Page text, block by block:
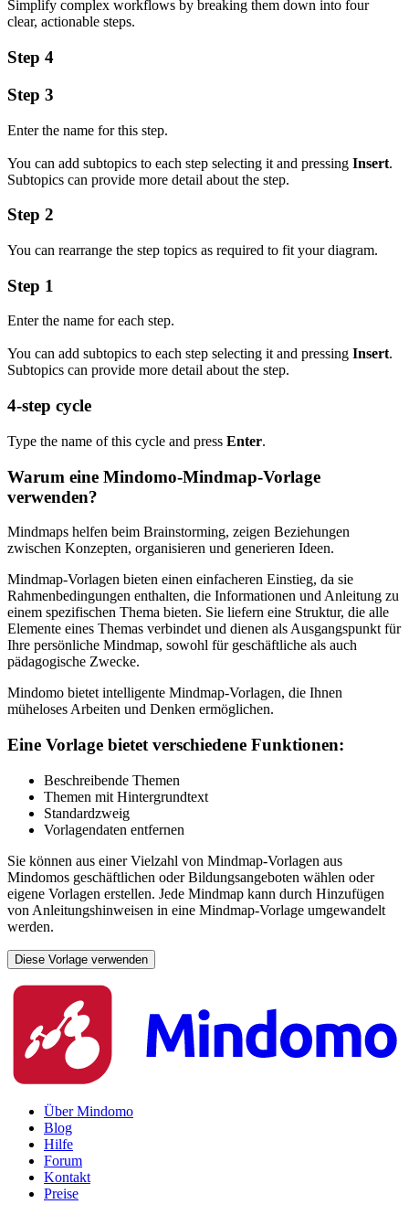
Simplify complex workflows by breaking them down into four
clear, actionable steps.
Step 4
Step 3
Enter the name for this step.
You can add subtopics to each step selecting it and pressing Insert.
Subtopics can provide more detail about the step.
Step 2
You can rearrange the step topics as required to fit your diagram.
Step 1
Enter the name for each step.
You can add subtopics to each step selecting it and pressing Insert.
Subtopics can provide more detail about the step.
4-step cycle
Type the name of this cycle and press Enter.
Warum eine Mindomo-Mindmap-Vorlage
verwenden?
Mindmaps helfen beim Brainstorming, zeigen Beziehungen
zwischen Konzepten, organisieren und generieren Ideen.
Mindmap-Vorlagen bieten einen einfacheren Einstieg, da sie
Rahmenbedingungen enthalten, die Informationen und Anleitung zu
einem spezifischen Thema bieten. Sie liefern eine Struktur, die alle
Elemente eines Themas verbindet und dienen als Ausgangspunkt für
Ihre persönliche Mindmap, sowohl für geschäftliche als auch
pädagogische Zwecke.
Mindomo bietet intelligente Mindmap-Vorlagen, die Ihnen
müheloses Arbeiten und Denken ermöglichen.
Eine Vorlage bietet verschiedene Funktionen:
Beschreibende Themen
Themen mit Hintergrundtext
Standardzweig
Vorlagendaten entfernen
Sie können aus einer Vielzahl von Mindmap-Vorlagen aus
Mindomos geschäftlichen oder Bildungsangeboten wählen oder
eigene Vorlagen erstellen. Jede Mindmap kann durch Hinzufügen
von Anleitungshinweisen in eine Mindmap-Vorlage umgewandelt
werden.
Diese Vorlage verwenden
Über Mindomo
Blog
Hilfe
Forum
Kontakt
Preise